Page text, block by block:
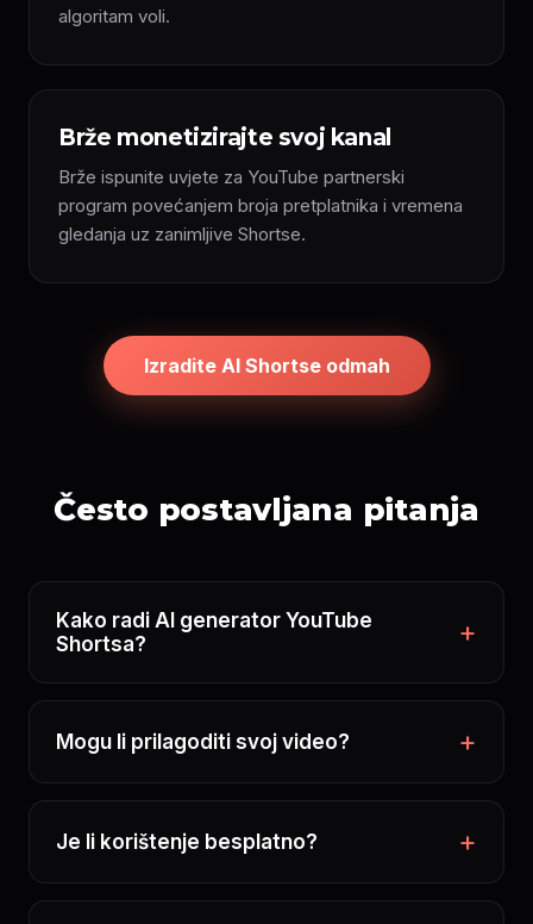
algoritam voli.
Brže monetizirajte svoj kanal
Brže ispunite uvjete za YouTube partnerski
program povećanjem broja pretplatnika i vremena
gledanja uz zanimljive Shortse.
Izradite AI Shortse odmah
Često postavljana pitanja
Kako radi AI generator YouTube
Shortsa?
Mogu li prilagoditi svoj video?
Je li korištenje besplatno?